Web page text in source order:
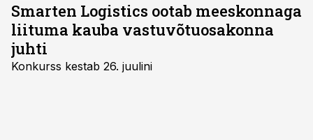
Smarten Logistics ootab meeskonnaga
liituma kauba vastuvõtuosakonna
juhti
Konkurss kestab 26. juulini